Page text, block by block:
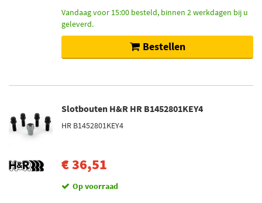
Vandaag voor 15:00 besteld, binnen 2 werkdagen bij u
geleverd.
Bestellen
Slotbouten H&R HR B1452801KEY4
HR B1452801KEY4
€ 36,51
Op voorraad